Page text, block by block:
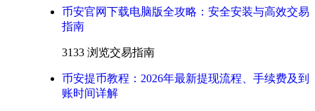
币安官网下载电脑版全攻略：安全安装与高效交易
指南
3133 浏览交易指南
币安提币教程：2026年最新提现流程、手续费及到
账时间详解